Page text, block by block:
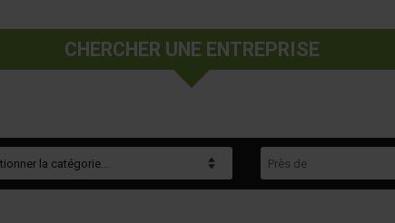
CHERCHER UNE ENTREPRISE